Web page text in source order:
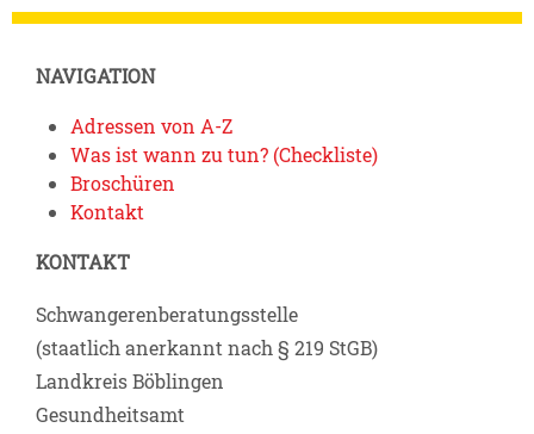
NAVIGATION
Adressen von A-Z
Was ist wann zu tun? (Checkliste)
Broschüren
Kontakt
KONTAKT
Schwangerenberatungsstelle
(staatlich anerkannt nach § 219 StGB)
Landkreis Böblingen
Gesundheitsamt